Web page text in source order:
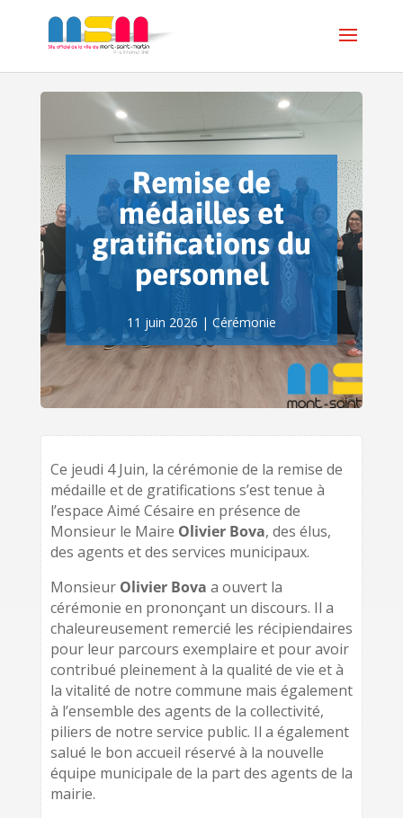
Remise de
médailles et
gratifications du
personnel
11 juin 2026 | Cérémonie
Ce jeudi 4 Juin, la cérémonie de la remise de
médaille et de gratifications s’est tenue à
l’espace Aimé Césaire en présence de
Monsieur le Maire Olivier Bova, des élus,
des agents et des services municipaux.
Monsieur Olivier Bova a ouvert la
cérémonie en prononçant un discours. Il a
chaleureusement remercié les récipiendaires
pour leur parcours exemplaire et pour avoir
contribué pleinement à la qualité de vie et à
la vitalité de notre commune mais également
à l’ensemble des agents de la collectivité,
piliers de notre service public. Il a également
salué le bon accueil réservé à la nouvelle
équipe municipale de la part des agents de la
mairie.